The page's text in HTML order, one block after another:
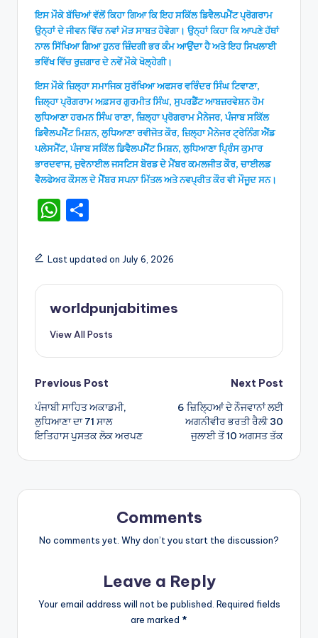
ਇਸ ਮੌਕੇ ਬੱਚਿਆਂ ਵੱਲੋਂ ਕਿਹਾ ਗਿਆ ਕਿ ਇਹ ਸਕਿੱਲ ਡਿਵੈਲਪਮੈਂਟ ਪ੍ਰੋਗਰਾਮ
ਉਨ੍ਹਾਂ ਦੇ ਜੀਵਨ ਵਿੱਚ ਨਵਾਂ ਮੋੜ ਸਾਬਤ ਹੋਵੇਗਾ। ਉਨ੍ਹਾਂ ਕਿਹਾ ਕਿ ਆਪਣੇ ਹੱਥਾਂ
ਨਾਲ ਸਿੱਖਿਆ ਗਿਆ ਹੁਨਰ ਜ਼ਿੰਦਗੀ ਭਰ ਕੰਮ ਆਉਂਦਾ ਹੈ ਅਤੇ ਇਹ ਸਿਖਲਾਈ
ਭਵਿੱਖ ਵਿੱਚ ਰੁਜ਼ਗਾਰ ਦੇ ਨਵੇਂ ਮੌਕੇ ਖੋਲ੍ਹੇਗੀ।
ਇਸ ਮੌਕੇ ਜ਼ਿਲ੍ਹਾ ਸਮਾਜਿਕ ਸੁਰੱਖਿਆ ਅਫਸਰ ਵਰਿੰਦਰ ਸਿੰਘ ਟਿਵਾਣਾ,
ਜ਼ਿਲ੍ਹਾ ਪ੍ਰੋਗਰਾਮ ਅਫ਼ਸਰ ਗੁਰਮੀਤ ਸਿੰਘ, ਸੁਪਰਡੈਂਟ ਆਬਜ਼ਰਵੇਸ਼ਨ ਹੋਮ
ਲੁਧਿਆਣਾ ਹਰਮਨ ਸਿੰਘ ਰਾਣਾ, ਜ਼ਿਲ੍ਹਾ ਪ੍ਰੋਗਰਾਮ ਮੈਨੇਜਰ, ਪੰਜਾਬ ਸਕਿੱਲ
ਡਿਵੈਲਪਮੈਂਟ ਮਿਸ਼ਨ, ਲੁਧਿਆਣਾ ਰਵੀਜੋਤ ਕੌਰ, ਜ਼ਿਲ੍ਹਾ ਮੈਨੇਜਰ ਟ੍ਰੇਨਿੰਗ ਐਂਡ
ਪਲੇਸਮੈਂਟ, ਪੰਜਾਬ ਸਕਿੱਲ ਡਿਵੈਲਪਮੈਂਟ ਮਿਸ਼ਨ, ਲੁਧਿਆਣਾ ਪ੍ਰਿੰਸ ਕੁਮਾਰ
ਭਾਰਦਵਾਜ, ਜੁਵੇਨਾਈਲ ਜਸਟਿਸ ਬੋਰਡ ਦੇ ਮੈਂਬਰ ਕਮਲਜੀਤ ਕੌਰ, ਚਾਈਲਡ
ਵੈਲਫੇਅਰ ਕੌਸਲ ਦੇ ਮੈਂਬਰ ਸਪਨਾ ਮਿੱਤਲ ਅਤੇ ਨਵਪ੍ਰੀਤ ਕੌਰ ਵੀ ਮੌਜੂਦ ਸਨ।
W
a
ts
A
p
ar
e
Last updated on July 6, 2026
worldpunjabitimes
View All Posts
Post
navigation
Previous Post
ਪੰਜਾਬੀ ਸਾਹਿਤ ਅਕਾਡਮੀ,
ਲੁਧਿਆਣਾ ਦਾ 71 ਸਾਲ
ਇਤਿਹਾਸ ਪੁਸਤਕ ਲੋਕ ਅਰਪਣ
Next Post
6 ਜ਼ਿਲ੍ਹਿਆਂ ਦੇ ਨੌਜਵਾਨਾਂ ਲਈ
ਅਗਨੀਵੀਰ ਭਰਤੀ ਰੈਲੀ 30
ਜੁਲਾਈ ਤੋਂ 10 ਅਗਸਤ ਤੱਕ
Comments
No comments yet. Why don’t you start the discussion?
Leave a Reply
Your email address will not be published. Required fields
are marked *